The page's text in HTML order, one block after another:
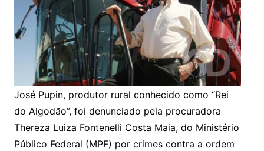
José Pupin, produtor rural conhecido como “Rei
do Algodão”, foi denunciado pela procuradora
Thereza Luiza Fontenelli Costa Maia, do Ministério
Público Federal (MPF) por crimes contra a ordem